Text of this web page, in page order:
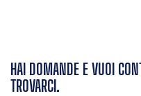
HAI DOMANDE E VUOI
TROVARCI.